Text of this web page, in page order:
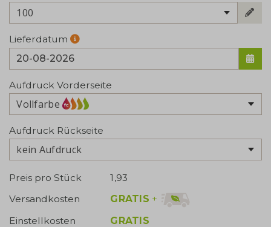
100
Lieferdatum
Aufdruck Vorderseite
Vollfarbe
Aufdruck Rückseite
kein Aufdruck
Preis pro Stück
1,93
Versandkosten
GRATIS +
Einstellkosten
GRATIS